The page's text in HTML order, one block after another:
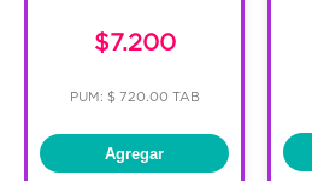
$7.200
PUM: $ 720.00 TAB
Agregar